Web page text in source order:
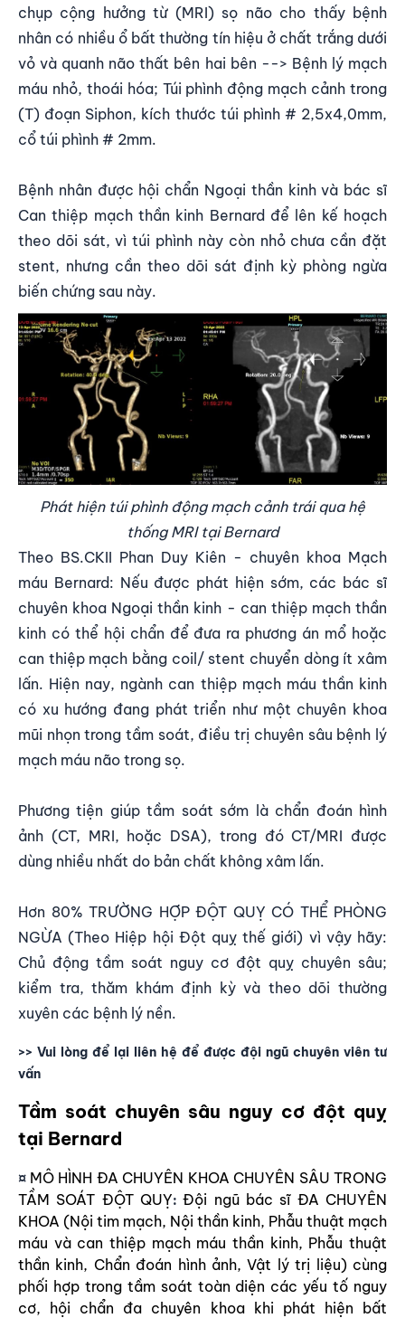
chụp cộng hưởng từ (MRI) sọ não cho thấy bệnh
nhân có nhiều ổ bất thường tín hiệu ở chất trắng dưới
vỏ và quanh não thất bên hai bên --> Bệnh lý mạch
máu nhỏ, thoái hóa; Túi phình động mạch cảnh trong
(T) đoạn Siphon, kích thước túi phình # 2,5x4,0mm,
cổ túi phình # 2mm.
Bệnh nhân được hội chẩn Ngoại thần kinh và bác sĩ
Can thiệp mạch thần kinh Bernardđể lên kế hoạch
theo dõi sát, vì túi phình này còn nhỏ chưa cần đặt
stent, nhưng cần theo dõi sát định kỳ phòng ngừa
biến chứng sau này.
Phát hiện túi phình động mạch cảnh trái qua hệ
thống MRI tại Bernard
Theo BS.CKII Phan Duy Kiên - chuyên khoa Mạch
máu Bernard: Nếu được phát hiện sớm, các bác sĩ
chuyên khoa Ngoại thần kinh - can thiệp mạch thần
kinh có thể hội chẩn để đưa ra phương án mổ hoặc
can thiệp mạch bằng coil/ stent chuyển dòng ít xâm
lấn. Hiện nay, ngành can thiệp mạch máu thần kinh
có xu hướng đang phát triển như một chuyên khoa
mũi nhọn trong tầm soát, điều trị chuyên sâu bệnh lý
mạch máu não trong sọ.
Phương tiện giúptầm soát sớm là chẩn đoán hình
ảnh (CT, MRI, hoặc DSA), trong đó CT/MRI được
dùng nhiều nhất do bản chất không xâm lấn.
Hơn 80% TRƯỜNG HỢP ĐỘT QUỴ CÓ THỂ PHÒNG
NGỪA (Theo Hiệp hội Đột quỵ thế giới) vì vậy hãy:
Chủ động tầm soát nguy cơ đột quỵ chuyên sâu;
kiểm tra, thăm khám định kỳ và theo dõi thường
xuyên các bệnh lý nền.
>> Vui lòng để lại liên hệ để được đội ngũ chuyên viên tư
vấn
Tầm soát chuyên sâu nguy cơ đột quỵ
tại Bernard
¤ MÔ HÌNH ĐA CHUYÊN KHOA CHUYÊN SÂU TRONG
TẦM SOÁT ĐỘT QUỴ:Đội ngũ bác sĩ ĐA CHUYÊN
KHOA (Nội tim mạch, Nội thần kinh, Phẫu thuật mạch
máu và can thiệp mạch máu thần kinh, Phẫu thuật
thần kinh, Chẩn đoán hình ảnh, Vật lý trị liệu) cùng
phối hợp trong tầm soát toàn diện các yếu tố nguy
cơ, hội chẩn đa chuyên khoa khi phát hiện bất